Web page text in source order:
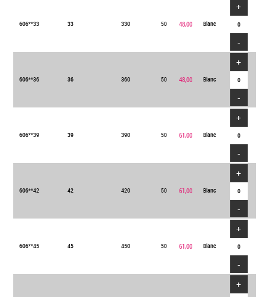
606**33 33 330 50 48,00 Blanc
+
-
606**36 36 360 50 48,00 Blanc
+
-
606**39 39 390 50 61,00 Blanc
+
-
606**42 42 420 50 61,00 Blanc
+
-
606**45 45 450 50 61,00 Blanc
+
-
+